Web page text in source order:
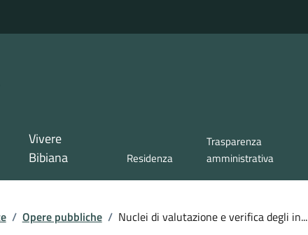
Vivere
Bibiana
Residenza
Trasparenza
amministrativa
/ Opere pubbliche / Nuclei di valutazione e verifica degli in...